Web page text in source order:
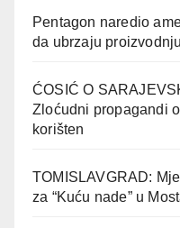
Pentagon naredio
da ubrzaju
ĆOSIĆ O
Zloćudni propagandi
korišten
TOMISLAVGRAD:
za “Kuću nade” u